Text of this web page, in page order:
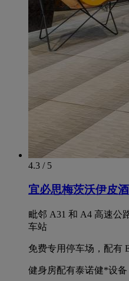
4.3 / 5
宜必思梅茨沃伊皮
毗邻 A31 和 A4 高速公
车站
免费专用停车场，配有
健身房配有泰诺健*设备